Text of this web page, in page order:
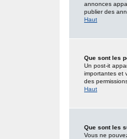
annonces
publier des
Haut
Que sont les
Un post-it
importantes et
des
Haut
Que sont les
Vous ne